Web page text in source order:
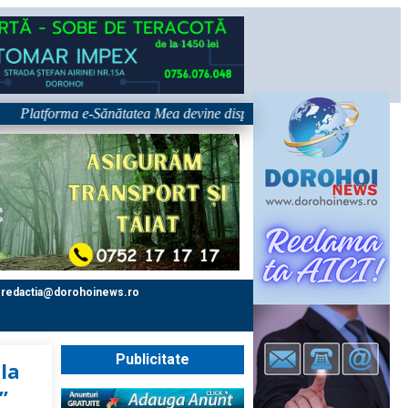
e-Sănătatea Mea devine disponibilă pe 1 septembrie:
redactia@dorohoinews.ro
Publicitate